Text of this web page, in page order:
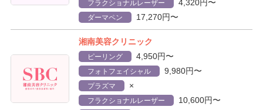
フラクショナルレーザー 4,320円〜
ダーマペン 17,270円〜
湘南美容クリニック
ピーリング 4,950円〜
フォトフェイシャル 9,980円〜
プラズマ ×
フラクショナルレーザー 10,600円〜